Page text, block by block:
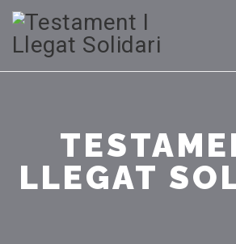
LLEGAT